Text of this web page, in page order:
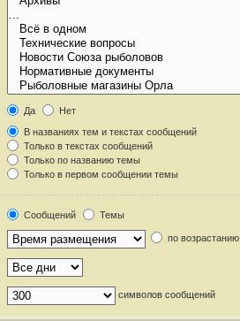
Да
Нет
В названиях тем и текстах сообщений
Только в текстах сообщений
Только по названию темы
Только в первом сообщении темы
Сообщений
Темы
по возрастанию
символов сообщений